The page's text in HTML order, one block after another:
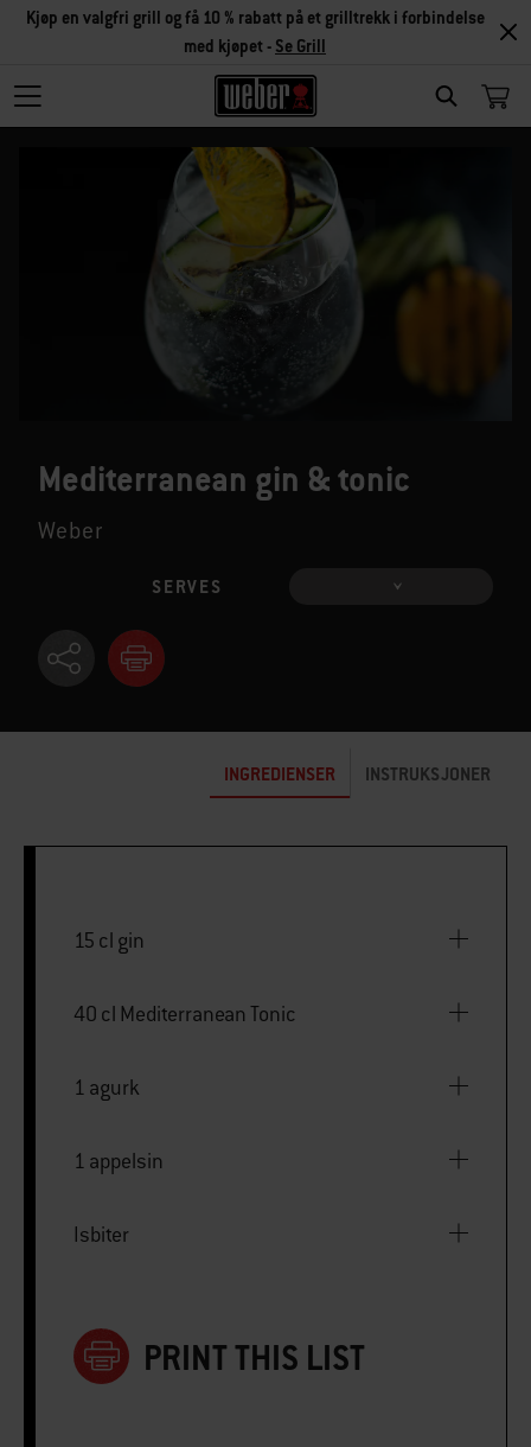
SEARCH
Kjøp en valgfri grill og få 10 % rabatt på et grilltrekk i forbindelse
med kjøpet - Se Grill
Mediterranean gin & tonic
Weber
SERVES
INGREDIENSER INSTRUKSJONER
15 cl gin
40 cl Mediterranean Tonic
1 agurk
1 appelsin
Isbiter
PRINT THIS LIST